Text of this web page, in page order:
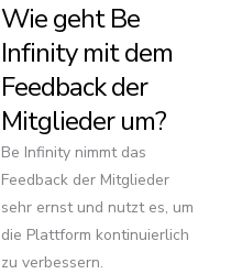
Wie geht Be
Infinity mit dem
Feedback der
Mitglieder um?
Be Infinity nimmt das
Feedback der Mitglieder
sehr ernst und nutzt es, um
die Plattform kontinuierlich
zu verbessern.